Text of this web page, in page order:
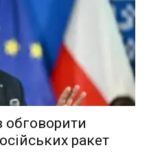
обговорити
ракет